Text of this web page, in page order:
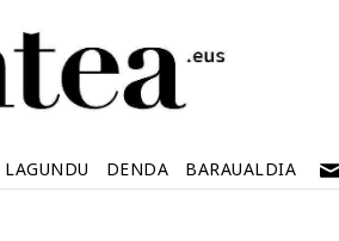
LAGUNDU DENDA BARAUALDIA